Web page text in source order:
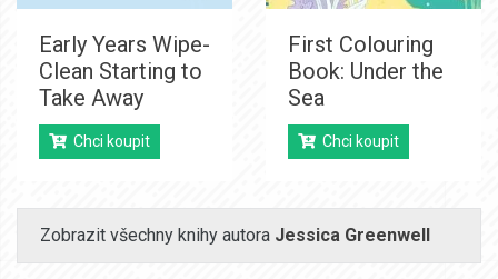
Early Years Wipe-
Clean Starting to
Take Away
Chci koupit
First Colouring
Book: Under the
Sea
Chci koupit
Zobrazit všechny knihy autora Jessica Greenwell